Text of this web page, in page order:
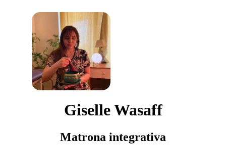
Giselle Wasaff
Matrona integrativa